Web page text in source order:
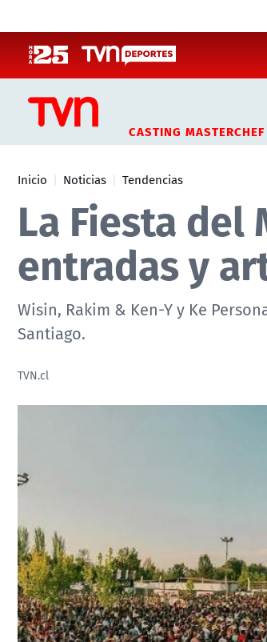
CASTING
Inicio Noticias Tendencias
La Fiesta del
entradas y
Wisin, Rakim & Ken-Y y Ke
Santiago.
TVN.cl